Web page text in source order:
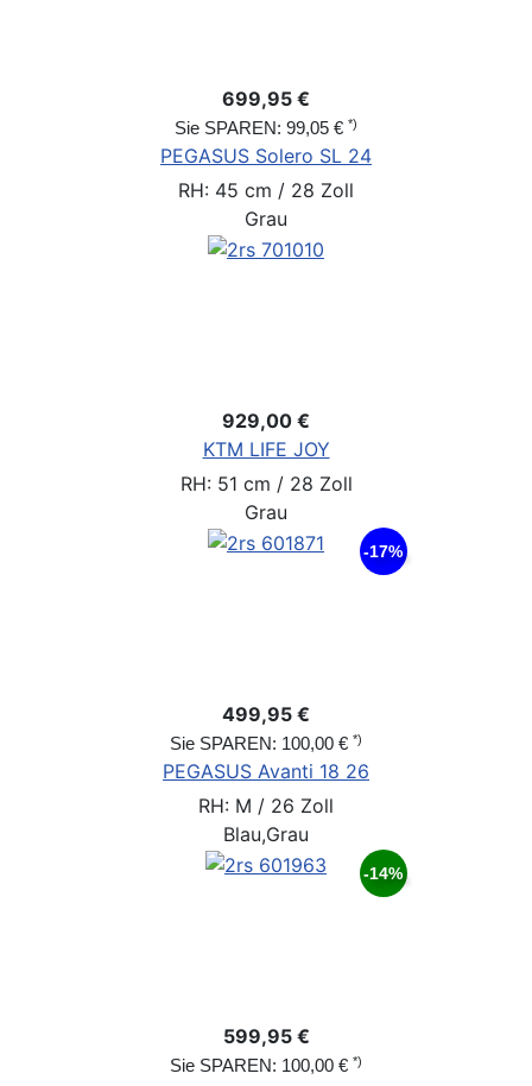
699,95 €
Sie SPAREN: 99,05 € *)
PEGASUS Solero SL 24
RH: 45 cm / 28 Zoll
Grau
929,00 €
KTM LIFE JOY
RH: 51 cm / 28 Zoll
Grau
-17%
499,95 €
Sie SPAREN: 100,00 € *)
PEGASUS Avanti 18 26
RH: M / 26 Zoll
Blau,Grau
-14%
599,95 €
Sie SPAREN: 100,00 € *)